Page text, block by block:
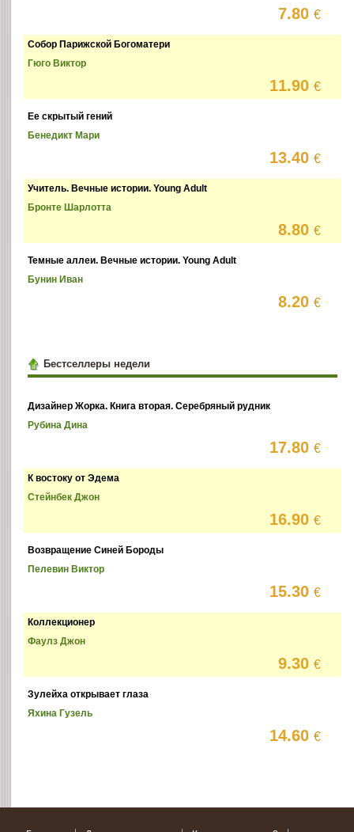
7.80€
Собор Парижской Богоматери
Гюго Виктор
11.90€
Ее скрытый гений
Бенедикт Мари
13.40€
Учитель. Вечные истории. Young Adult
Бронте Шарлотта
8.80€
Темные аллеи. Вечные истории. Young Adult
Бунин Иван
8.20€
Бестселлеры недели
Дизайнер Жорка. Книга вторая. Серебряный рудник
Рубина Дина
17.80€
К востоку от Эдема
Стейнбек Джон
16.90€
Возвращение Синей Бороды
Пелевин Виктор
15.30€
Коллекционер
Фаулз Джон
9.30€
Зулейха открывает глаза
Яхина Гузель
14.60€